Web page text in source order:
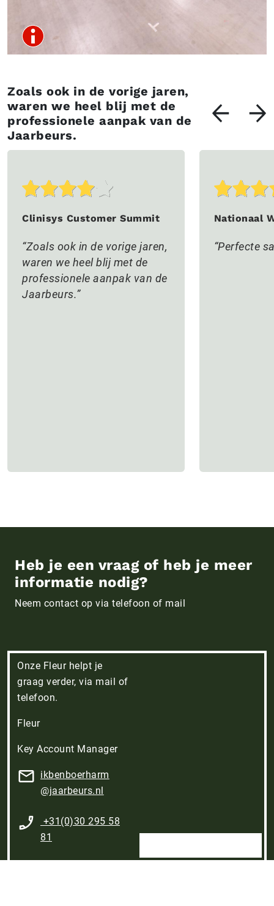
Zoals ook in de vorige jaren,
waren we heel blij met de
professionele aanpak van de
Jaarbeurs.
Clinisys Customer Summit
Zoals ook in de vorige jaren,
waren we heel blij met de
professionele aanpak van de
Jaarbeurs.
Nationaal
Perfecte
Heb je een vraag of heb je meer
informatie nodig?
Neem contact op via telefoon of mail
Onze Fleur helpt je
graag verder, via mail of
telefoon.
Fleur
Key Account Manager
ikbenboerharm​
@jaarbeurs.nl
+31(0)30 295 58
81